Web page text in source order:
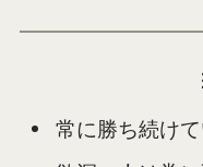
常に勝ち続け